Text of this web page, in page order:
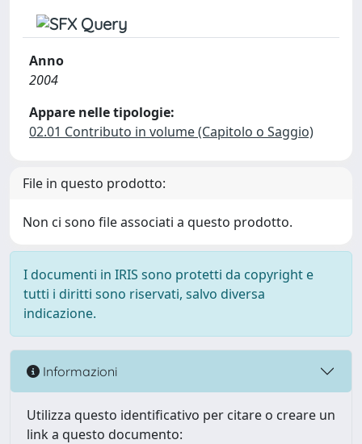
Anno
2004
Appare nelle tipologie:
02.01 Contributo in volume (Capitolo o Saggio)
File in questo prodotto:
Non ci sono file associati a questo prodotto.
I documenti in IRIS sono protetti da copyright e
tutti i diritti sono riservati, salvo diversa
indicazione.
Informazioni
Utilizza questo identificativo per citare o creare un
link a questo documento: